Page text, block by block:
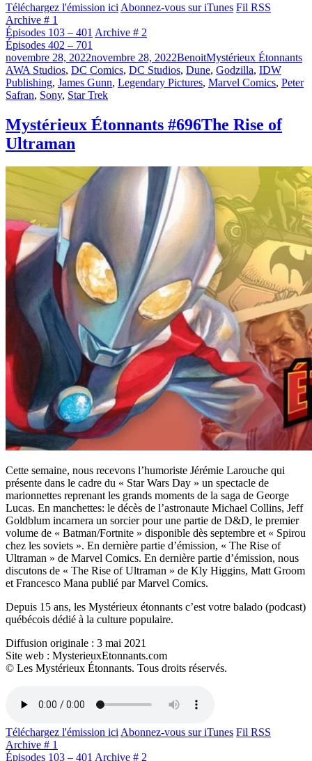
Téléchargez l'émission ici Abonnez-vous sur iTunes Fil RSS
Archive # 1
Épisodes 103 – 401 Archive # 2
Épisodes 402 – 701
Publié
le
novembre 28, 2022novembre 28, 2022BenoitCatégories
Mystérieux Étonnants
AWA Studios, DC Comics, DC Studios, Dune, Godzilla, IDW
Publishing, James Gunn, Legendary Pictures, Marvel Comics, Peter
Safran, Sony, Star Trek
Mystérieux Étonnants #696The Rise of
Ultraman
Cette semaine, nous recevons l’humoriste Jérémie Larouche qui
présente dans le cadre du « Star Wars Day » un spectacle de
marionnettes reprenant les grands moments de la saga de George
Lucas. En manchettes: le décès de l’astronaute Michael Collins, Jeff
Goldblum incarnera un sorcier pour une partie de D&D, le premier
volume de « Batman/Fortnite » disponible dès septembre et « Spirou
chez les soviets ». En dernière partie d’émission, « The Rise of
Ultraman » de Marvel Comics. En dernière partie d’émission, nous
discutons de « The Rise of Ultraman » de Kly Higgins, Matt Groom
et Francesco Mana publié par Marvel Comics.
Depuis 15 ans, les Mystérieux étonnants c’est votre balado (podcast)
québécois dédié à la culture populaire.
Diffusion originale : 3 mai 2021
Site web : MysterieuxEtonnants.com
© Les Mystérieux Étonnants. Tous droits réservés.
Téléchargez l'émission iciAbonnez-vous sur iTunes Fil RSS
Archive # 1
Épisodes 103 – 401 Archive # 2